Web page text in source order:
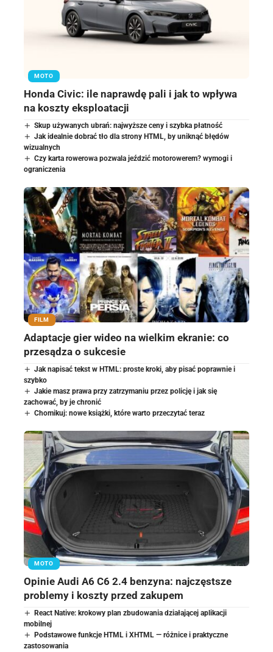
MOTO
Honda Civic: ile naprawdę pali i jak to wpływa
na koszty eksploatacji
Skup używanych ubrań: najwyższe ceny i szybka płatność
Jak idealnie dobrać tło dla strony HTML, by uniknąć błędów
wizualnych
Czy karta rowerowa pozwala jeździć motorowerem? wymogi i
ograniczenia
FILM
Adaptacje gier wideo na wielkim ekranie: co
przesądza o sukcesie
Jak napisać tekst w HTML: proste kroki, aby pisać poprawnie i
szybko
Jakie masz prawa przy zatrzymaniu przez policję i jak się
zachować, by je chronić
Chomikuj: nowe książki, które warto przeczytać teraz
MOTO
Opinie Audi A6 C6 2.4 benzyna: najczęstsze
problemy i koszty przed zakupem
React Native: krokowy plan zbudowania działającej aplikacji
mobilnej
Podstawowe funkcje HTML i XHTML — różnice i praktyczne
zastosowania